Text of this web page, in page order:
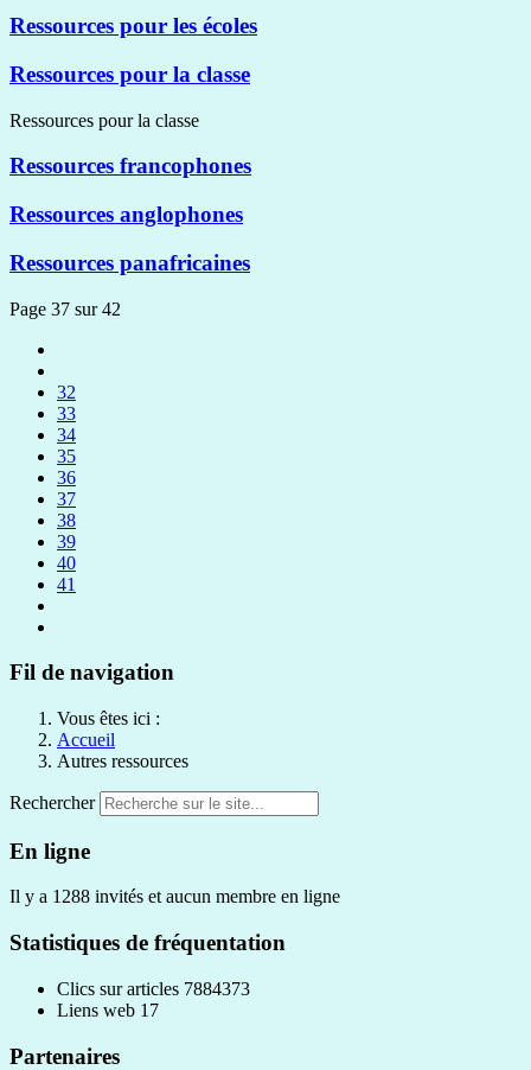
Ressources pour les écoles
Ressources pour la classe
Ressources pour la classe
Ressources francophones
Ressources anglophones
Ressources panafricaines
Page 37 sur 42
32
33
34
35
36
37
38
39
40
41
Fil de navigation
Vous êtes ici :
Accueil
Autres ressources
Rechercher
En ligne
Il y a 1288 invités et aucun membre en ligne
Statistiques de fréquentation
Clics sur articles 7884373
Liens web 17
Partenaires